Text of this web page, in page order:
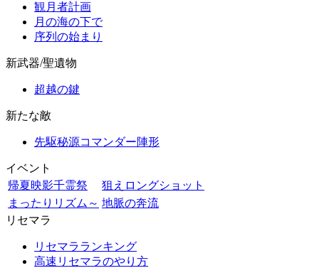
観月者計画
月の海の下で
序列の始まり
新武器/聖遺物
超越の鍵
新たな敵
先駆秘源コマンダー陣形
イベント
帰夏映影千霊祭
狙えロングショット
まったりリズム～ 地脈の奔流
リセマラ
リセマラランキング
高速リセマラのやり方